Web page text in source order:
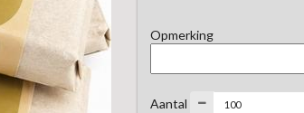
Opmerking
Aantal